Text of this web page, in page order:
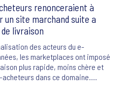
renonceraient à
un site marchand suite a
livraison
des acteurs du e-
les marketplaces ont imposé
plus rapide, moins chère et
dans ce domaine.
ces attentes et de démontrer